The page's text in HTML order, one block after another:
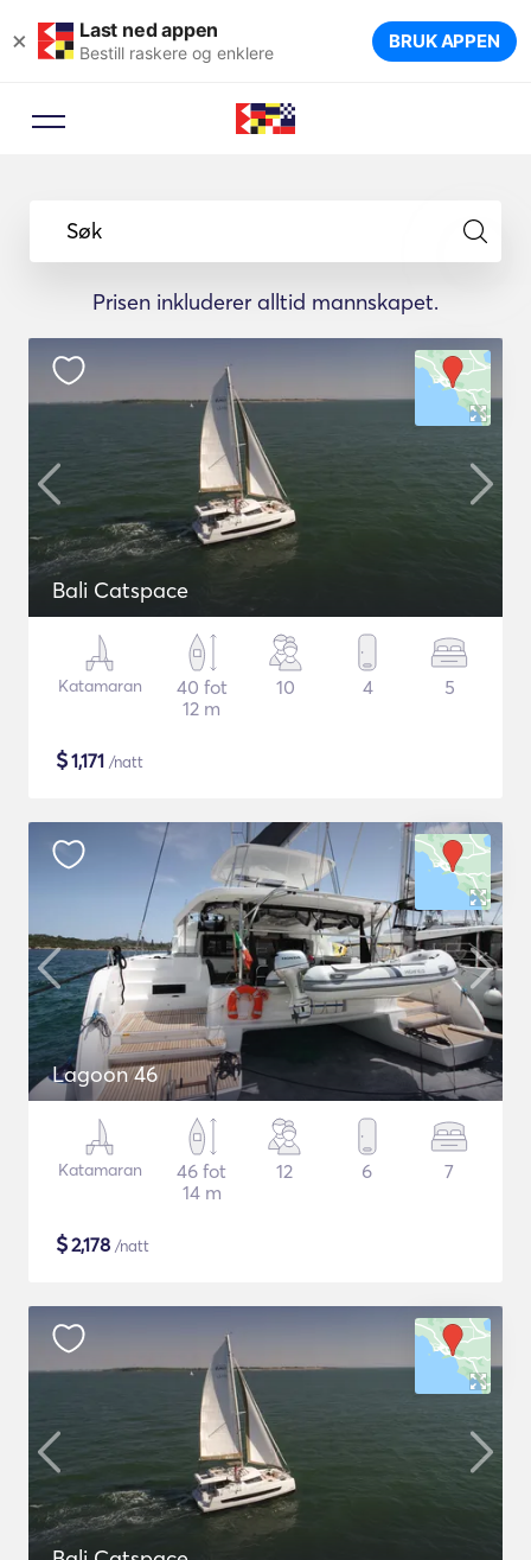
× Last ned appen
Bestill raskere og enklere BRUK APPEN
Søk
Prisen inkluderer alltid mannskapet.
Bali Catspace
Katamaran
40 fot
12 m
10 4 5
$1,171 /natt
Lagoon 46
Katamaran
46 fot
14 m
12 6 7
$2,178 /natt